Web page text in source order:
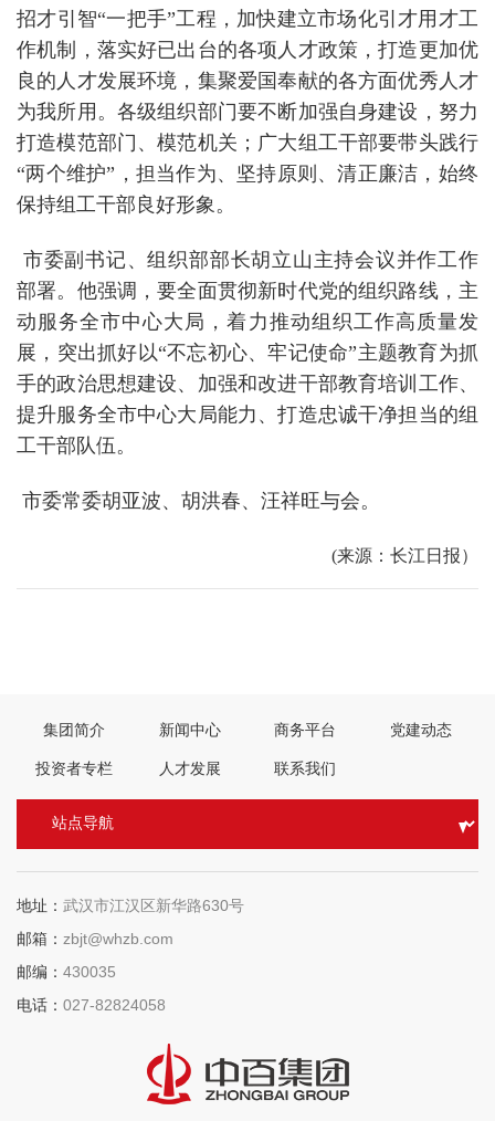
招才引智“一把手”工程，加快建立市场化引才用才工
作机制，落实好已出台的各项人才政策，打造更加优
良的人才发展环境，集聚爱国奉献的各方面优秀人才
为我所用。各级组织部门要不断加强自身建设，努力
打造模范部门、模范机关；广大组工干部要带头践行
“两个维护”，担当作为、坚持原则、清正廉洁，始终
保持组工干部良好形象。
市委副书记、组织部部长胡立山主持会议并作工作
部署。他强调，要全面贯彻新时代党的组织路线，主
动服务全市中心大局，着力推动组织工作高质量发
展，突出抓好以“不忘初心、牢记使命”主题教育为抓
手的政治思想建设、加强和改进干部教育培训工作、
提升服务全市中心大局能力、打造忠诚干净担当的组
工干部队伍。
市委常委胡亚波、胡洪春、汪祥旺与会。
(来源：长江日报）
使命”主题教育之“党建品牌创建”现场交流会
集团简介 新闻中心 商务平台 党建动态
投资者专栏 人才发展 联系我们
地址： 武汉市江汉区新华路630号
邮箱： zbjt@whzb.com
邮编： 430035
电话： 027-82824058